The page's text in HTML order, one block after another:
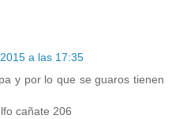
a las 17:35
y por lo que se guaros tienen
cañate 206